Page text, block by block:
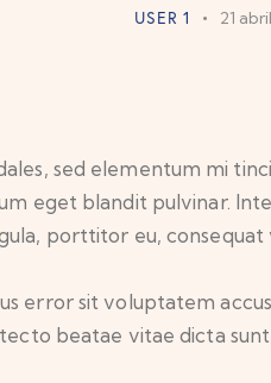
USER 1 21
sed elementum mi
eget blandit pulvinar.
porttitor eu, consequat
error sit voluptatem
beatae vitae dicta